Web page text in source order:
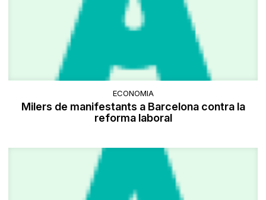
ECONOMIA
Milers de manifestants a Barcelona contra la
reforma laboral